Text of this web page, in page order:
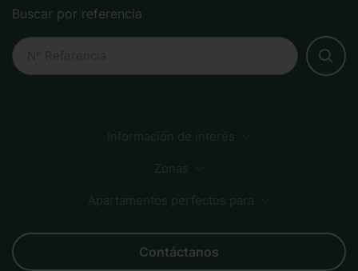
Buscar por referencia
Información de interés
Preguntas Frecuentes
Cómo reservar
Métodos de Pago
Sostenibilidad
Zonas
Centro Ciudad
Playa
Born
Sagrada Familia
Apartamentos perfectos para
Parejas
Familias
Grupos
Negocios
Amigos
Contáctanos